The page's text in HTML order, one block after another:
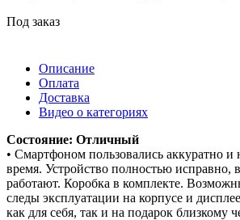
Под заказ
Описание
Оплата
Доставка
Видео о категориях
Состояние: Отличный
• Смартфоном пользовались аккуратно и
время. Устройство полностью исправно,
работают. Коробка в комплекте.
следы эксплуатации на корпусе и
как для себя, так и на подарок близкому